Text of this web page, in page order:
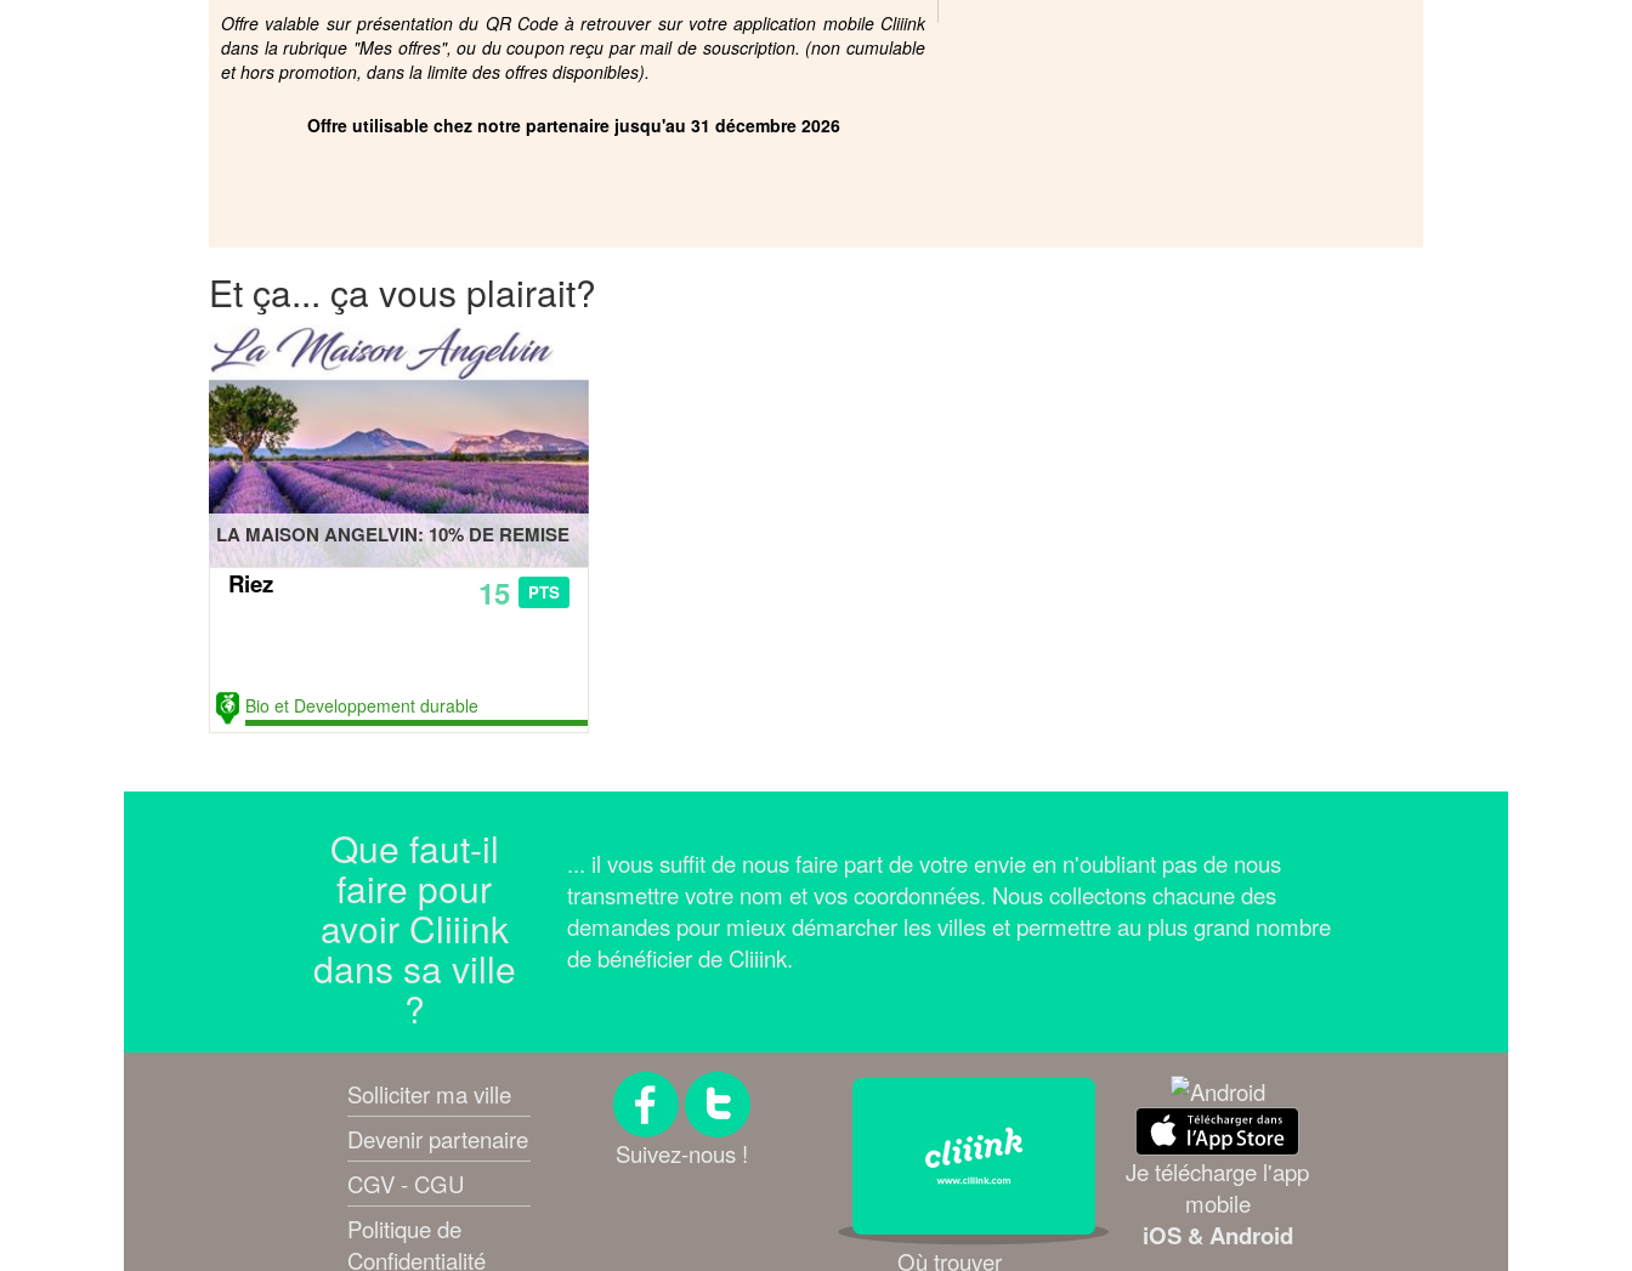
Offre valable sur présentation du QR Code à retrouver sur votre application mobile Cliiink
dans la rubrique "Mes offres", ou du coupon reçu par mail de souscription. (non cumulable
et hors promotion, dans la limite des offres disponibles).
Offre utilisable chez notre partenaire jusqu'au 31 décembre 2026
Et ça... ça vous plairait?
LA MAISON ANGELVIN: 10% DE REMISE
Riez 15 PTS
Bio et Developpement durable
Que faut-il
faire pour
avoir Cliiink
dans sa ville
?
... il vous suffit de nous faire part de votre envie en n'oubliant pas de nous
transmettre votre nom et vos coordonnées. Nous collectons chacune des
demandes pour mieux démarcher les villes et permettre au plus grand nombre
de bénéficier de Cliiink.
Solliciter ma ville
Devenir partenaire
CGV - CGU
Politique de
Confidentialité
Suivez-nous !
Où trouver
Je télécharge l'app
mobile
iOS & Android